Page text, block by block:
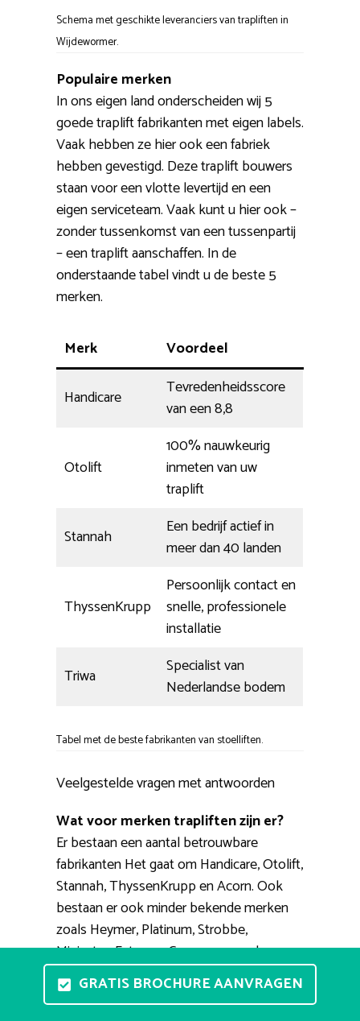
Schema met geschikte leveranciers van trapliften in
Wijdewormer.
Populaire merken
In ons eigen land onderscheiden wij 5
goede traplift fabrikanten met eigen labels.
Vaak hebben ze hier ook een fabriek
hebben gevestigd. Deze traplift bouwers
staan voor een vlotte levertijd en een
eigen serviceteam. Vaak kunt u hier ook –
zonder tussenkomst van een tussenpartij
– een traplift aanschaffen. In de
onderstaande tabel vindt u de beste 5
merken.
Merk Voordeel
Handicare
Tevredenheidsscore
van een 8,8
Otolift
100% nauwkeurig
inmeten van uw
traplift
Stannah
Een bedrijf actief in
meer dan 40 landen
ThyssenKrupp
Persoonlijk contact en
snelle, professionele
installatie
Triwa
Specialist van
Nederlandse bodem
Tabel met de beste fabrikanten van stoelliften.
Veelgestelde vragen met antwoorden
Wat voor merken trapliften zijn er?
Er bestaan een aantal betrouwbare
fabrikanten Het gaat om Handicare, Otolift,
Stannah, ThyssenKrupp en Acorn. Ook
bestaan er ook minder bekende merken
zoals Heymer, Platinum, Strobbe,
Minivator, Extrema. Gerenommeerde
(tweedehands) aanbieders van deze
modellen zijn Vegro, 123traplift, RecentLift,
GRATIS BROCHURE AANVRAGEN